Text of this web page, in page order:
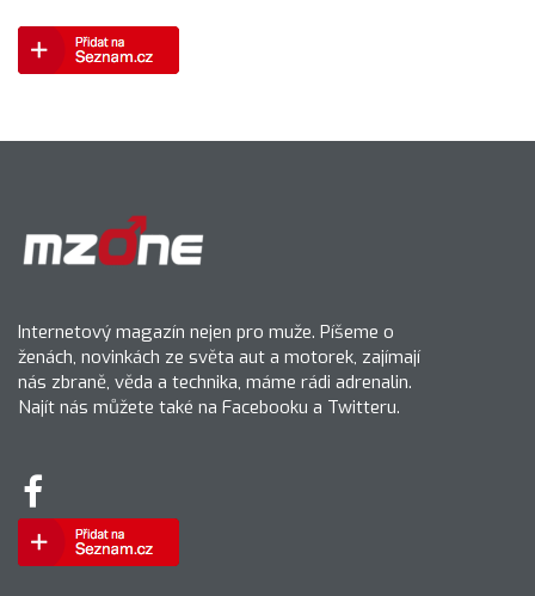
Internetový magazín nejen pro muže. Píšeme o
ženách, novinkách ze světa aut a motorek, zajímají
nás zbraně, věda a technika, máme rádi adrenalin.
Najít nás můžete také na Facebooku a Twitteru.